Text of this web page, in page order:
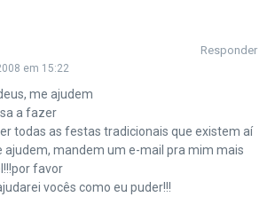
em 15:22
Responder
me ajudem
a fazer
todas as festas tradicionais que existem aí
ajudem, mandem um e-mail pra mim mais
favor
vocês como eu puder!!!